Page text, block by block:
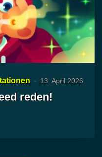
13. April 2026
reden!